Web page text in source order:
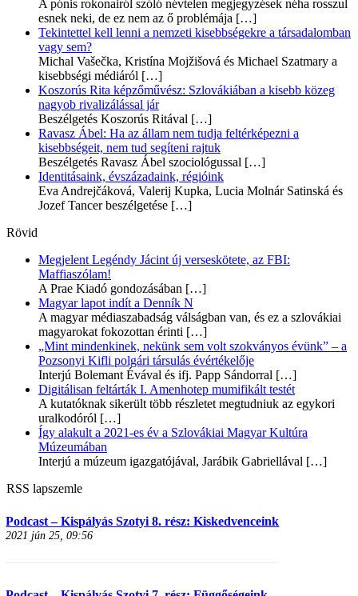
A pónis rokonairól szóló névtelen megjegyzések néha rosszul
esnek neki, de ez nem az ő problémája […]
Tekintettel kell lenni a nemzeti kisebbségekre a társadalomban
vagy sem?
Michal Vašečka, Kristína Mojžišová és Michael Szatmary a
kisebbségi médiáról […]
Koszorús Rita képzőművész: Szlovákiában a kisebb közeg
nagyob rivalizálással jár
Beszélgetés Koszorús Ritával […]
Ravasz Ábel: Ha az állam nem tudja feltérképezni a
kisebbségeit, nem tud segíteni rajtuk
Beszélgetés Ravasz Ábel szociológussal […]
Identitásaink, évszázadaink, régióink
Eva Andrejčáková, Valerij Kupka, Lucia Molnár Satinská és
Jozef Tancer beszélgetése […]
Rövid
Megjelent Legéndy Jácint új verseskötete, az FBI:
Maffiaszólam!
A Prae Kiadó gondozásában […]
Magyar lapot indít a Denník N
A magyar médiaszabadság válságban van, és ez a szlovákiai
magyarokat fokozottan érinti […]
„Mint mindenkinek, nekünk sem volt szokványos évünk” – a
Pozsonyi Kifli polgári társulás évértékelője
Interjú Bolemant Évával és ifj. Papp Sándorral […]
Digitálisan feltárták I. Amenhotep mumifikált testét
A kutatóknak sikerült több részletet megtudniuk az egykori
uralkodóról […]
Így alakult a 2021-es év a Szlovákiai Magyar Kultúra
Múzeumában
Interjú a múzeum igazgatójával, Jarábik Gabriellával […]
RSS lapszemle
Podcast – Kispályás Szotyi 8. rész: Kiskedvenceink
2021 jún 25, 09:56